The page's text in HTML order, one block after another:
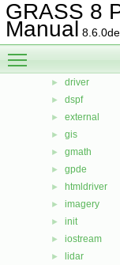
GRASS 8
Manual
► cluster
► datetime
► db
► driver
► dspf
► external
► gis
► gmath
► gpde
► htmldriver
► imagery
► init
► iostream
► lidar